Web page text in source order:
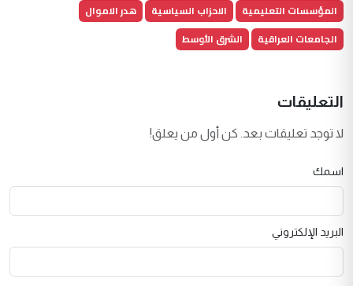
المؤسسات التعليمية
الاحزاب السياسية
هدر الاموال
الجامعات العراقية
الشرق الأوسط
التعليقات
لا توجد تعليقات بعد. كن أول من يعلق!
اسمك
البريد الإلكتروني